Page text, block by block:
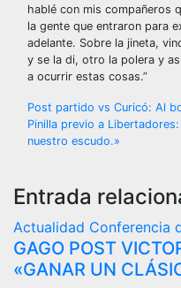
hablé con mis compañeros
la gente que entraron para
adelante. Sobre la jineta,
y se la di, otro la polera y
a ocurrir estas cosas.”
de
entradas
Post partido vs Curicó: Al
Pinilla previo a
nuestro escudo.»
Entrada
Actualidad Conferencia
GAGO POST
«GANAR UN